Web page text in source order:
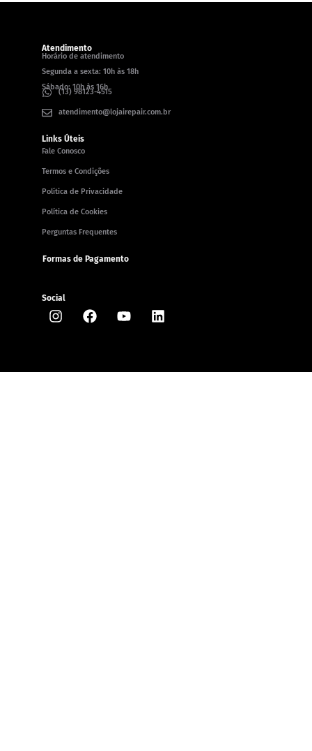
Atendimento
Horário de atendimento
Segunda a sexta: 10h às 18h
Sábado: 10h às 16h
(13) 98123-4515
atendimento@lojairepair.com.br
Links Úteis
Fale Conosco
Termos e Condições
Política de Privacidade
Política de Cookies
Perguntas Frequentes
Formas de Pagamento
Social